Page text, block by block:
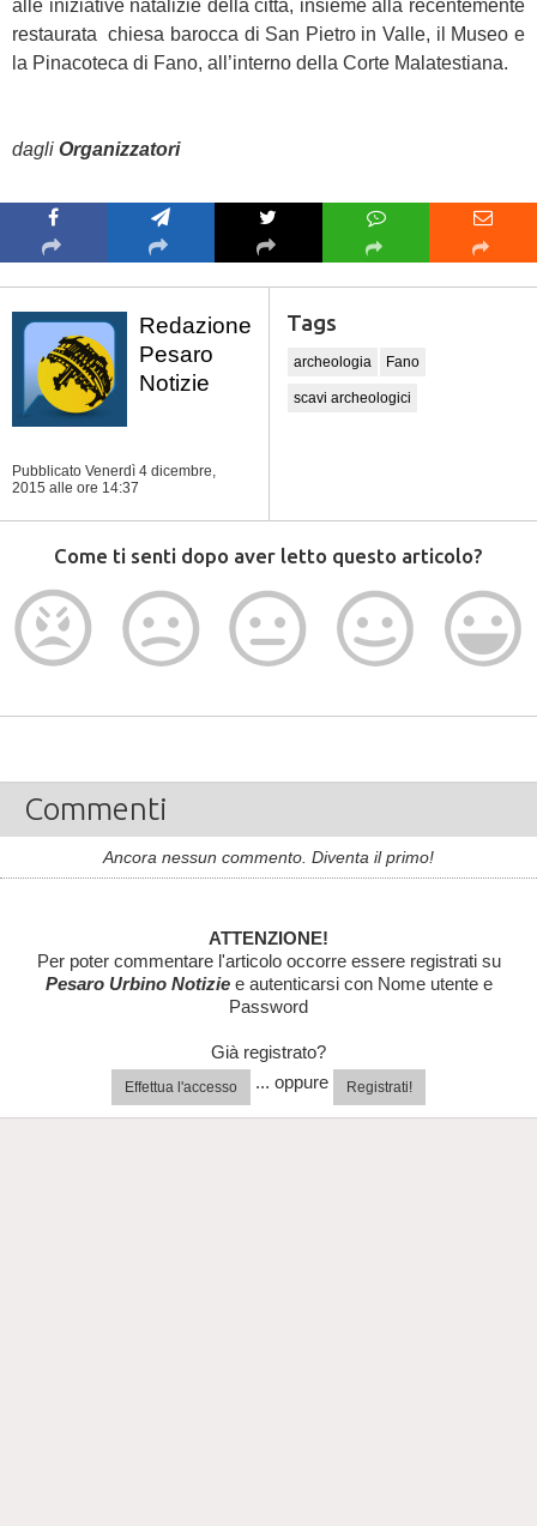
alle iniziative natalizie della città, insieme alla recentemente
restaurata chiesa barocca di San Pietro in Valle, il Museo e
la Pinacoteca di Fano, all’interno della Corte Malatestiana.
dagli Organizzatori
Redazione
Pesaro
Notizie
Pubblicato Venerdì 4 dicembre,
2015 alle ore 14:37
Tags
archeologia Fano
scavi archeologici
Come ti senti dopo aver letto questo articolo?
Commenti
Ancora nessun commento. Diventa il primo!
ATTENZIONE!
Per poter commentare l'articolo occorre essere registrati su
Pesaro Urbino Notiziee autenticarsi con Nome utente e
Password
Già registrato?
Effettua l'accesso ... oppure Registrati!